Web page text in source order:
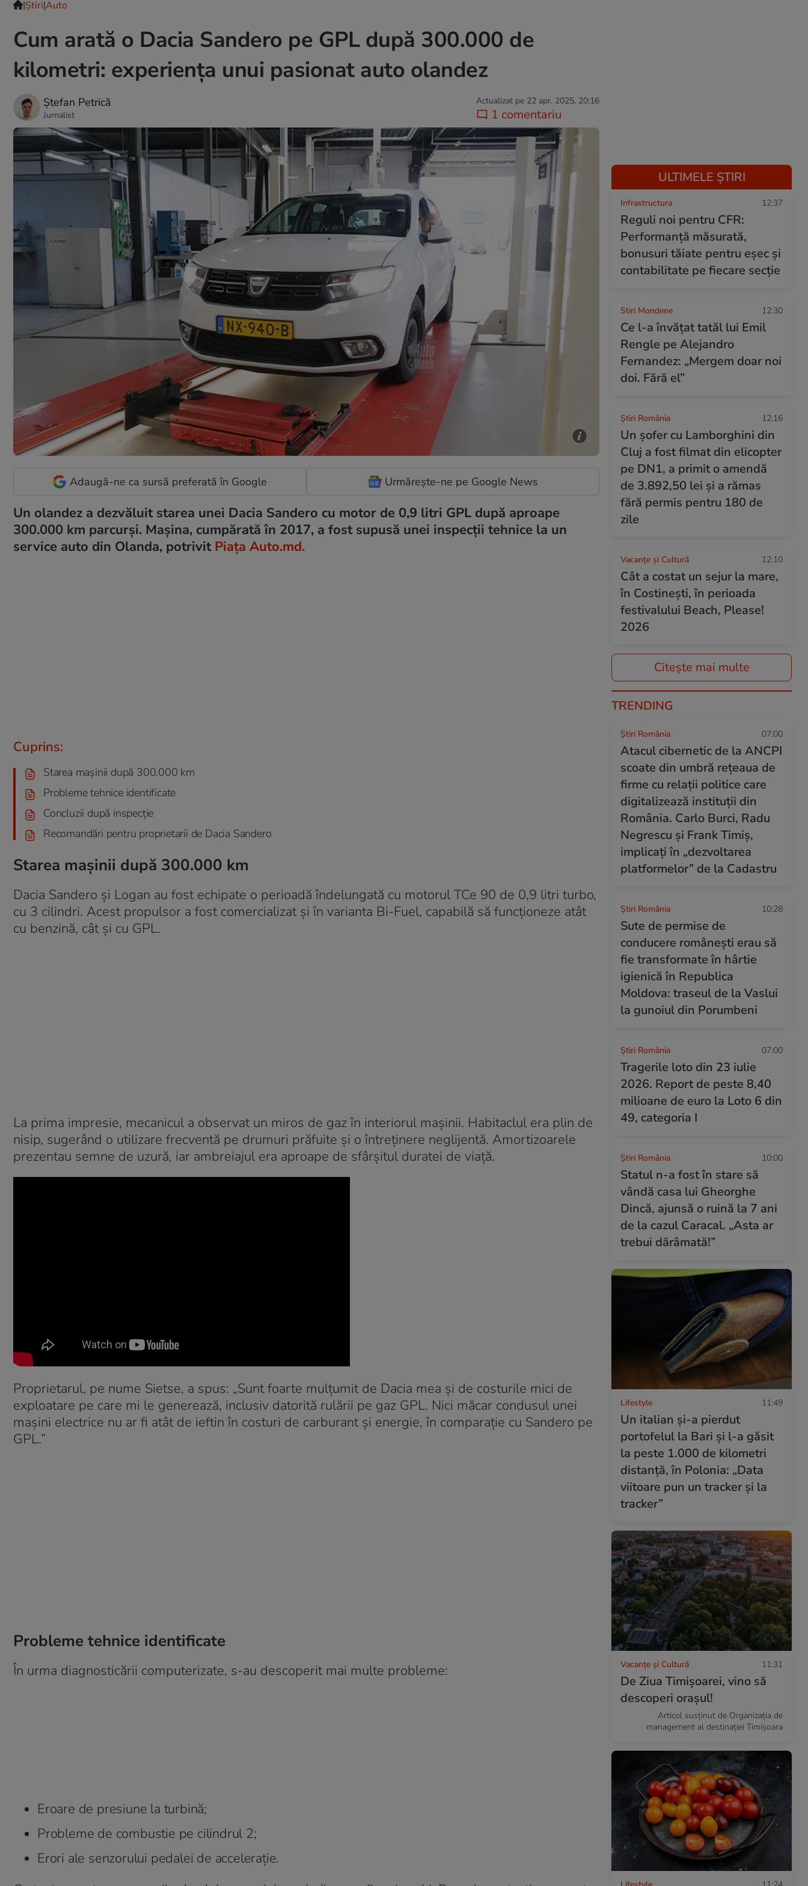
|Ştiri|Auto
Cum arată o Dacia Sandero pe GPL după 300.000 de
kilometri: experiența unui pasionat auto olandez
Ștefan Petrică
Jurnalist
Actualizat pe 22 apr. 2025, 20:16
1 comentariu
Adaugă-ne ca sursă preferată în Google Urmărește-ne pe Google News
Un olandez a dezvăluit starea unei Dacia Sandero cu motor de 0,9 litri GPL după aproape
300.000 km parcurși. Mașina, cumpărată în 2017, a fost supusă unei inspecții tehnice la un
service auto din Olanda, potrivit Piața Auto.md.
Cuprins:
Starea mașinii după 300.000 km
Probleme tehnice identificate
Concluzii după inspecție
Recomandări pentru proprietarii de Dacia Sandero
Starea mașinii după 300.000 km
Dacia Sandero și Logan au fost echipate o perioadă îndelungată cu motorul TCe 90 de 0,9 litri turbo,
cu 3 cilindri. Acest propulsor a fost comercializat și în varianta Bi-Fuel, capabilă să funcționeze atât
cu benzină, cât și cu GPL.
La prima impresie, mecanicul a observat un miros de gaz în interiorul mașinii. Habitaclul era plin de
nisip, sugerând o utilizare frecventă pe drumuri prăfuite și o întreținere neglijentă. Amortizoarele
prezentau semne de uzură, iar ambreiajul era aproape de sfârșitul duratei de viață.
Proprietarul, pe nume Sietse, a spus: „Sunt foarte mulțumit de Dacia mea și de costurile mici de
exploatare pe care mi le generează, inclusiv datorită rulării pe gaz GPL. Nici măcar condusul unei
mașini electrice nu ar fi atât de ieftin în costuri de carburant și energie, în comparație cu Sandero pe
GPL.”
Probleme tehnice identificate
În urma diagnosticării computerizate, s-au descoperit mai multe probleme:
Eroare de presiune la turbină;
Probleme de combustie pe cilindrul 2;
Erori ale senzorului pedalei de accelerație.
ULTIMELE ȘTIRI
Infrastructura 12:37
Reguli noi pentru CFR:
Performanță măsurată,
bonusuri tăiate pentru eșec și
contabilitate pe fiecare secție
Stiri Mondene 12:30
Ce l-a învățat tatăl lui Emil
Rengle pe Alejandro
Fernandez: „Mergem doar noi
doi. Fără el”
Știri România 12:16
Un șofer cu Lamborghini din
Cluj a fost filmat din elicopter
pe DN1, a primit o amendă
de 3.892,50 lei și a rămas
fără permis pentru 180 de
zile
Vacanțe și Cultură 12:10
Cât a costat un sejur la mare,
în Costinești, în perioada
festivalului Beach, Please!
2026
Citește mai multe
TRENDING
Știri România 07:00
Atacul cibernetic de la ANCPI
scoate din umbră rețeaua de
firme cu relații politice care
digitalizează instituții din
România. Carlo Burci, Radu
Negrescu și Frank Timiș,
implicați în „dezvoltarea
platformelor” de la Cadastru
Știri România 10:28
Sute de permise de
conducere românești erau să
fie transformate în hârtie
igienică în Republica
Moldova: traseul de la Vaslui
la gunoiul din Porumbeni
Știri România 07:00
Tragerile loto din 23 iulie
2026. Report de peste 8,40
milioane de euro la Loto 6 din
49, categoria I
Știri România 10:00
Statul n-a fost în stare să
vândă casa lui Gheorghe
Dincă, ajunsă o ruină la 7 ani
de la cazul Caracal. „Asta ar
trebui dărâmată!”
Lifestyle 11:49
Un italian și-a pierdut
portofelul la Bari și l-a găsit
la peste 1.000 de kilometri
distanță, în Polonia: „Data
viitoare pun un tracker și la
tracker”
Vacanțe și Cultură 11:31
De Ziua Timișoarei, vino să
descoperi orașul!
Articol susținut de Organizația de
management al destinației Timișoara